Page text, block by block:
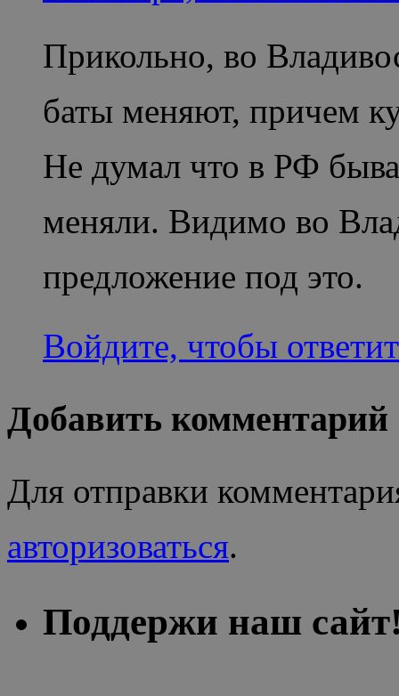
Прикольно, во
баты меняют, причем
Не думал что в РФ
меняли. Видимо во
предложение под это.
Войдите, чтобы
Добавить комментарий
Для отправки
авторизоваться.
Поддержи наш